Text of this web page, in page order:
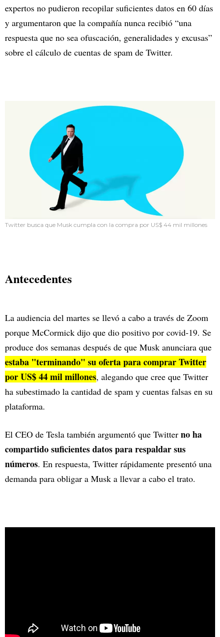
expertos no pudieron recopilar suficientes datos en 60 días
y argumentaron que la compañía nunca recibió “una
respuesta que no sea ofuscación, generalidades y excusas”
sobre el cálculo de cuentas de spam de Twitter.
Twitter busca que Musk cumpla con la compra por US$ 44 mil millones
Antecedentes
La audiencia del martes se llevó a cabo a través de Zoom
porque McCormick dijo que dio positivo por covid-19. Se
produce dos semanas después de que Musk anunciara que
estaba "terminando" su oferta para comprar Twitter
por US$ 44 mil millones, alegando que cree que Twitter
ha subestimado la cantidad de spam y cuentas falsas en su
plataforma.
El CEO de Tesla también argumentó que Twitter no ha
compartido suficientes datos para respaldar sus
números. En respuesta, Twitter rápidamente presentó una
demanda para obligar a Musk a llevar a cabo el trato.